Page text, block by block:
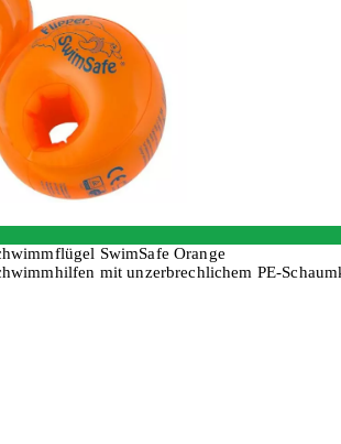
SwimSafe Orange
mit unzerbrechlichem PE-